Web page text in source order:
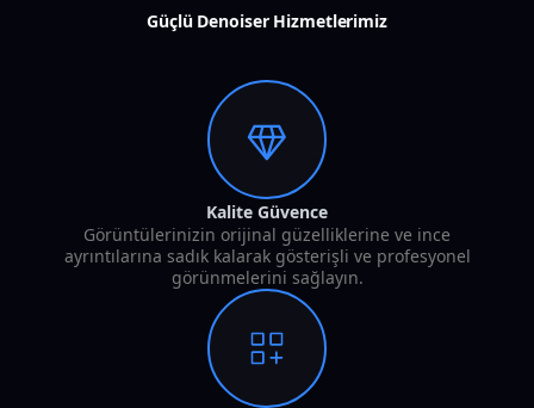
Güçlü Denoiser Hizmetlerimiz
Kalite Güvence
Görüntülerinizin orijinal güzelliklerine ve ince
ayrıntılarına sadık kalarak gösterişli ve profesyonel
görünmelerini sağlayın.